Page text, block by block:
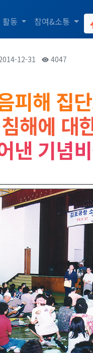
활동 참여&소통
12-31 4047
피해 집
해에 대
낸 기념